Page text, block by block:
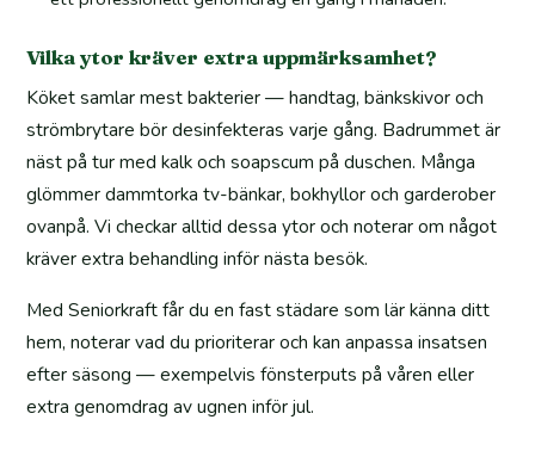
Vilka ytor kräver extra uppmärksamhet?
Köket samlar mest bakterier — handtag, bänkskivor och
strömbrytare bör desinfekteras varje gång. Badrummet är
näst på tur med kalk och soapscum på duschen. Många
glömmer dammtorka tv-bänkar, bokhyllor och garderober
ovanpå. Vi checkar alltid dessa ytor och noterar om något
kräver extra behandling inför nästa besök.
Med Seniorkraft får du en fast städare som lär känna ditt
hem, noterar vad du prioriterar och kan anpassa insatsen
efter säsong — exempelvis fönsterputs på våren eller
extra genomdrag av ugnen inför jul.